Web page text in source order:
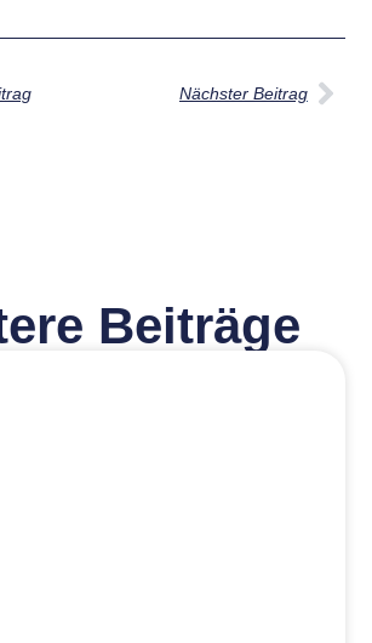
Nächster Beitrag
Beiträge